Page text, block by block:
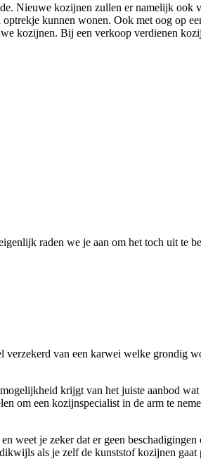
Nieuwe kozijnen zullen er namelijk ook
kunnen wonen. Ook met oog op
kozijnen. Bij een verkoop verdienen
raden we je aan om het toch uit te
van een karwei welke grondig
krijgt van het juiste aanbod
om een kozijnspecialist in de arm te
weet je zeker dat er geen
als je zelf de kunststof kozijnen gaat